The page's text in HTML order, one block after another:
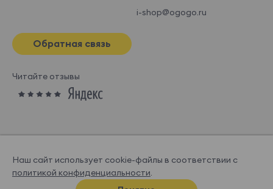
i-shop@ogogo.ru
Обратная связь
Читайте отзывы
© OGOGOHOME, 2026
Наш сайт использует cookie-файлы в соответствии с
политикой конфиденциальности.